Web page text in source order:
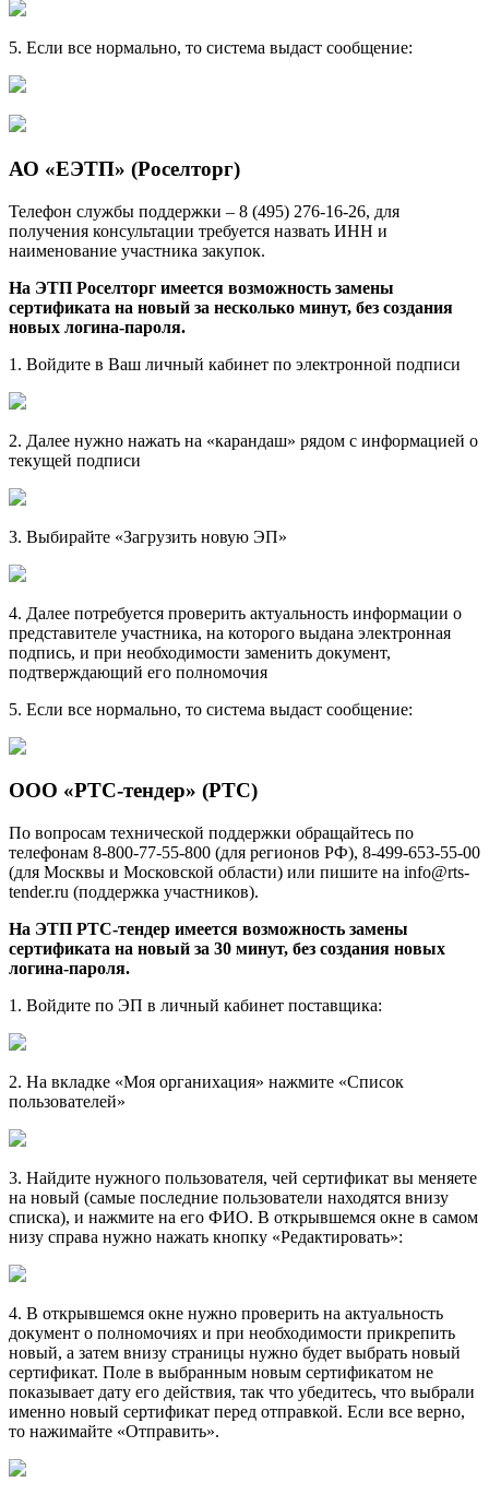
5. Если все нормально, то система выдаст сообщение:
АО «ЕЭТП» (Роселторг)
Телефон службы поддержки – 8 (495) 276-16-26, для
получения консультации требуется назвать ИНН и
наименование участника закупок.
На ЭТП Роселторг имеется возможность замены
сертификата на новый за несколько минут, без создания
новых логина-пароля.
1. Войдите в Ваш личный кабинет по электронной подписи
2. Далее нужно нажать на «карандаш» рядом с информацией о
текущей подписи
3. Выбирайте «Загрузить новую ЭП»
4. Далее потребуется проверить актуальность информации о
представителе участника, на которого выдана электронная
подпись, и при необходимости заменить документ,
подтверждающий его полномочия
5. Если все нормально, то система выдаст сообщение:
ООО «РТС-тендер» (РТС)
По вопросам технической поддержки обращайтесь по
телефонам 8-800-77-55-800 (для регионов РФ), 8-499-653-55-00
(для Москвы и Московской области) или пишите на info@rts-
tender.ru (поддержка участников).
На ЭТП РТС-тендер имеется возможность замены
сертификата на новый за 30 минут, без создания новых
логина-пароля.
1. Войдите по ЭП в личный кабинет поставщика:
2. На вкладке «Моя органихация» нажмите «Список
пользователей»
3. Найдите нужного пользователя, чей сертификат вы меняете
на новый (самые последние пользователи находятся внизу
списка), и нажмите на его ФИО. В открывшемся окне в самом
низу справа нужно нажать кнопку «Редактировать»:
4. В открывшемся окне нужно проверить на актуальность
документ о полномочиях и при необходимости прикрепить
новый, а затем внизу страницы нужно будет выбрать новый
сертификат. Поле в выбранным новым сертификатом не
показывает дату его действия, так что убедитесь, что выбрали
именно новый сертификат перед отправкой. Если все верно,
то нажимайте «Отправить».